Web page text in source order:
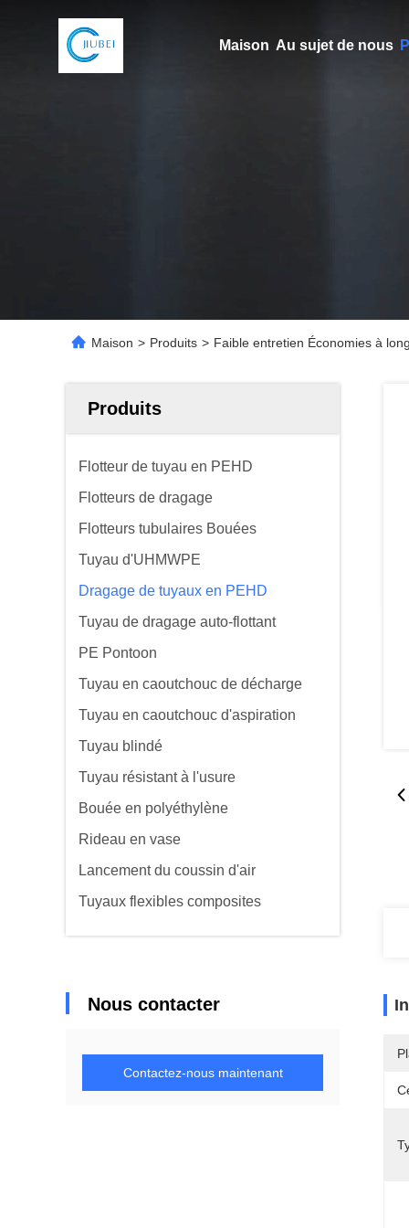
Maison Au sujet de nous
Maison > Produits > Faible entretien Économies à
Produits
Flotteur de tuyau en PEHD
Flotteurs de dragage
Flotteurs tubulaires Bouées
Tuyau d'UHMWPE
Dragage de tuyaux en PEHD
Tuyau de dragage auto-flottant
PE Pontoon
Tuyau en caoutchouc de décharge
Tuyau en caoutchouc d'aspiration
Tuyau blindé
Tuyau résistant à l'usure
Bouée en polyéthylène
Rideau en vase
Lancement du coussin d'air
Tuyaux flexibles composites
Nous contacter
Contactez-nous maintenant